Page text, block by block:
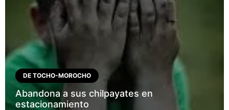
DE TOCHO-MOROCHO
Abandona a sus chilpayates en
estacionamiento